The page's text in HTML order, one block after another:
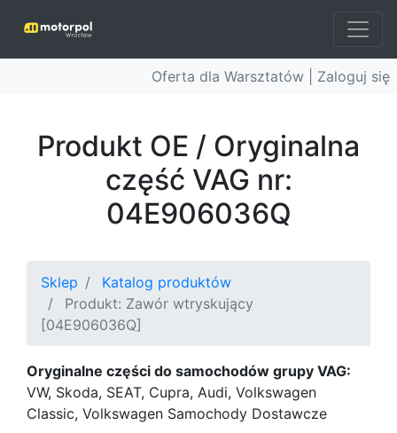
Oferta dla Warsztatów | Zaloguj się
Produkt OE / Oryginalna
część VAG nr:
04E906036Q
Sklep
Katalog produktów
Produkt: Zawór wtryskujący
[04E906036Q]
Oryginalne części do samochodów grupy VAG:
VW, Skoda, SEAT, Cupra, Audi, Volkswagen
Classic, Volkswagen Samochody Dostawcze